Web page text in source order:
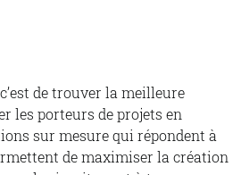
de trouver la meilleure
les porteurs de projets en
sur mesure qui répondent à
de maximiser la création